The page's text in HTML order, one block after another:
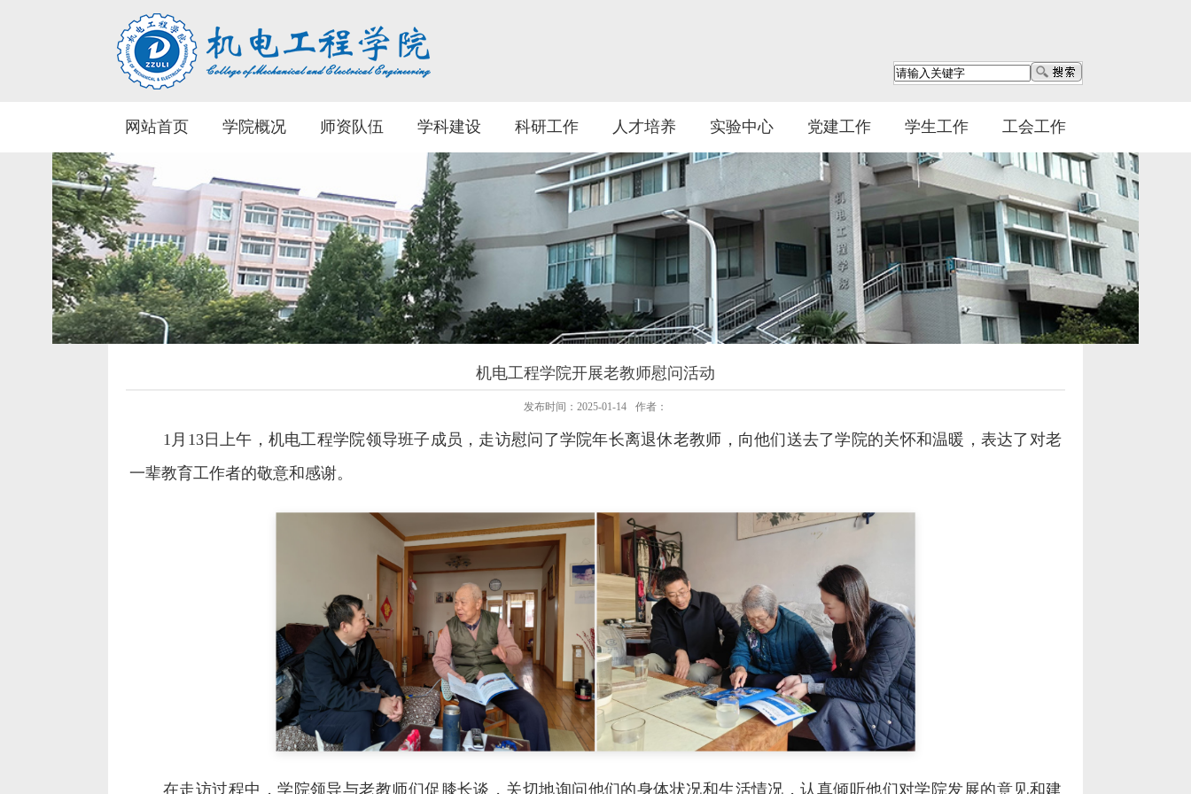
网站首页 学院概况 师资队伍 学科建设 科研工作 人才培养 实验中心 党建工作 学生工作 工会工作
机电工程学院开展老教师慰问活动
发布时间：2025-01-14 作者：
1 月 13日上午，机电工程学院领导班子成员，走访慰问了学院年长离退休老教师，向他们送去了学院的关怀和温暖，表达了对老
一辈教育工作者的敬意和感谢。
在走访过程中，学院领导与老教师们促膝长谈，关切地询问他们的身体状况和生活情况，认真倾听他们对学院发展的意见和建